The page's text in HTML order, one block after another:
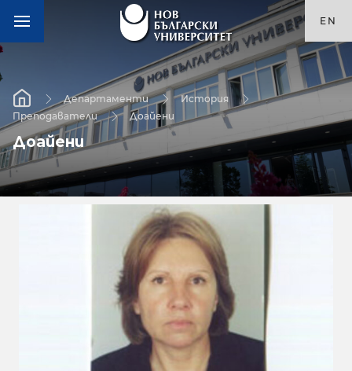
EN
Департаменти
История
Преподаватели
Доайени
Доайени